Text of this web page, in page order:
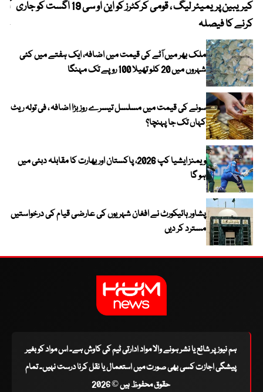
کیریبین پریمیئر لیگ ، قومی کرکٹرز کو این او سی 19 اگست کو جاری
کرنے کا فیصلہ
ملک بھر میں آٹے کی قیمت میں اضافہ، ایک ہفتے میں کئی
شہروں میں 20 کلو تھیلا 100 روپے تک مہنگا
سونے کی قیمت میں مسلسل تیسرے روز بڑا اضافہ ، فی تولہ ریٹ
کہاں تک جا پہنچا؟
ویمنز ایشیا کپ 2026، پاکستان اور بھارت کا مقابلہ دبئی میں
ہو گا
پشاور ہائیکورٹ نے افغان شہریوں کی عارضی قیام کی درخواستیں
مسترد کر دیں
ہم نیوز پر شائع یا نشر ہونے والا مواد ادارتی ٹیم کی کاوش ہے۔ اس مواد کو بغیر
پیشگی اجازت کسی بھی صورت میں استعمال یا نقل کرنا درست نہیں۔ تمام
حقوق محفوظ ہیں © 2026